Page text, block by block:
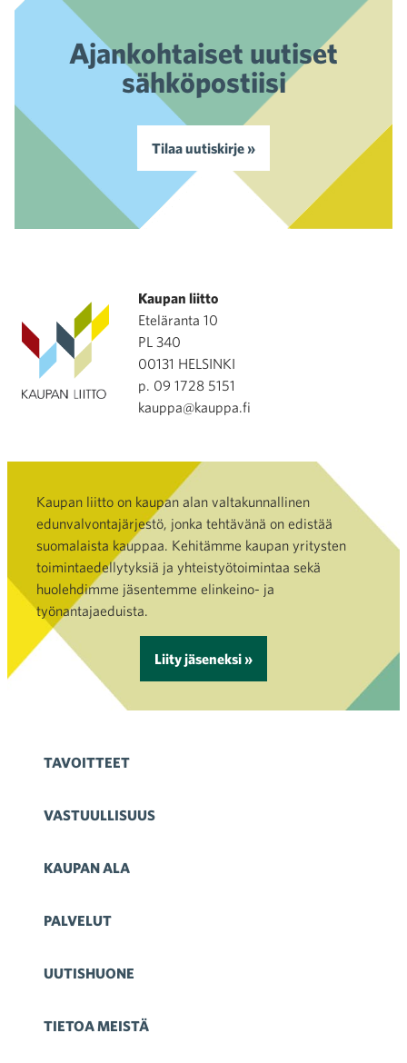
Ajankohtaiset uutiset
sähköpostiisi
Tilaa uutiskirje »
Kaupan liitto
Eteläranta 10
PL 340
00131 HELSINKI
p. 09 1728 5151
kauppa@kauppa.fi
Kaupan liitto on kaupan alan valtakunnallinen
edunvalvontajärjestö, jonka tehtävänä on edistää
suomalaista kauppaa. Kehitämme kaupan yritysten
toimintaedellytyksiä ja yhteistyötoimintaa sekä
huolehdimme jäsentemme elinkeino- ja
työnantajaeduista.
Liity jäseneksi »
TAVOITTEET
VASTUULLISUUS
KAUPAN ALA
PALVELUT
UUTISHUONE
TIETOA MEISTÄ